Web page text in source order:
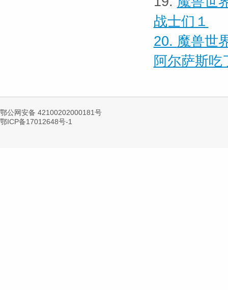
战士们１
20. 魔兽世
阿尔萨斯吃
鄂公网安备 42100202000181号
鄂ICP备17012648号-1